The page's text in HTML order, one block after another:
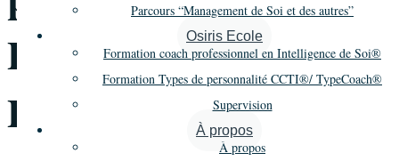
Parcours “Management de Soi et des autres”
Osiris Ecole
Formation coach professionnel en Intelligence de Soi®
Formation Types de personnalité CCTI®/ TypeCoach®
Supervision
À propos
À propos
Promo 8 – Session 1
Présentiel